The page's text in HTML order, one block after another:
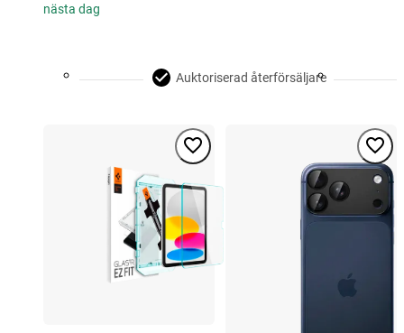
nästa dag
Auktoriserad återförsäljare